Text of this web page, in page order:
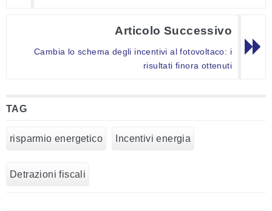
Articolo Successivo
Cambia lo schema degli incentivi al fotovoltaco: i
risultati finora ottenuti
TAG
risparmio energetico Incentivi energia
Detrazioni fiscali